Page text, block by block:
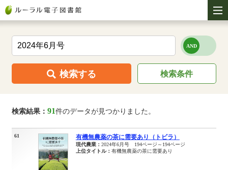
検索する 検索条件
検索結果： 91件のデータが見つかりました。
61 有機無農薬の茶に需要あり（トビラ）
現代農業： 2024年6月号 194ページ～194ページ
上位タイトル： 有機無農薬の茶に需要あり